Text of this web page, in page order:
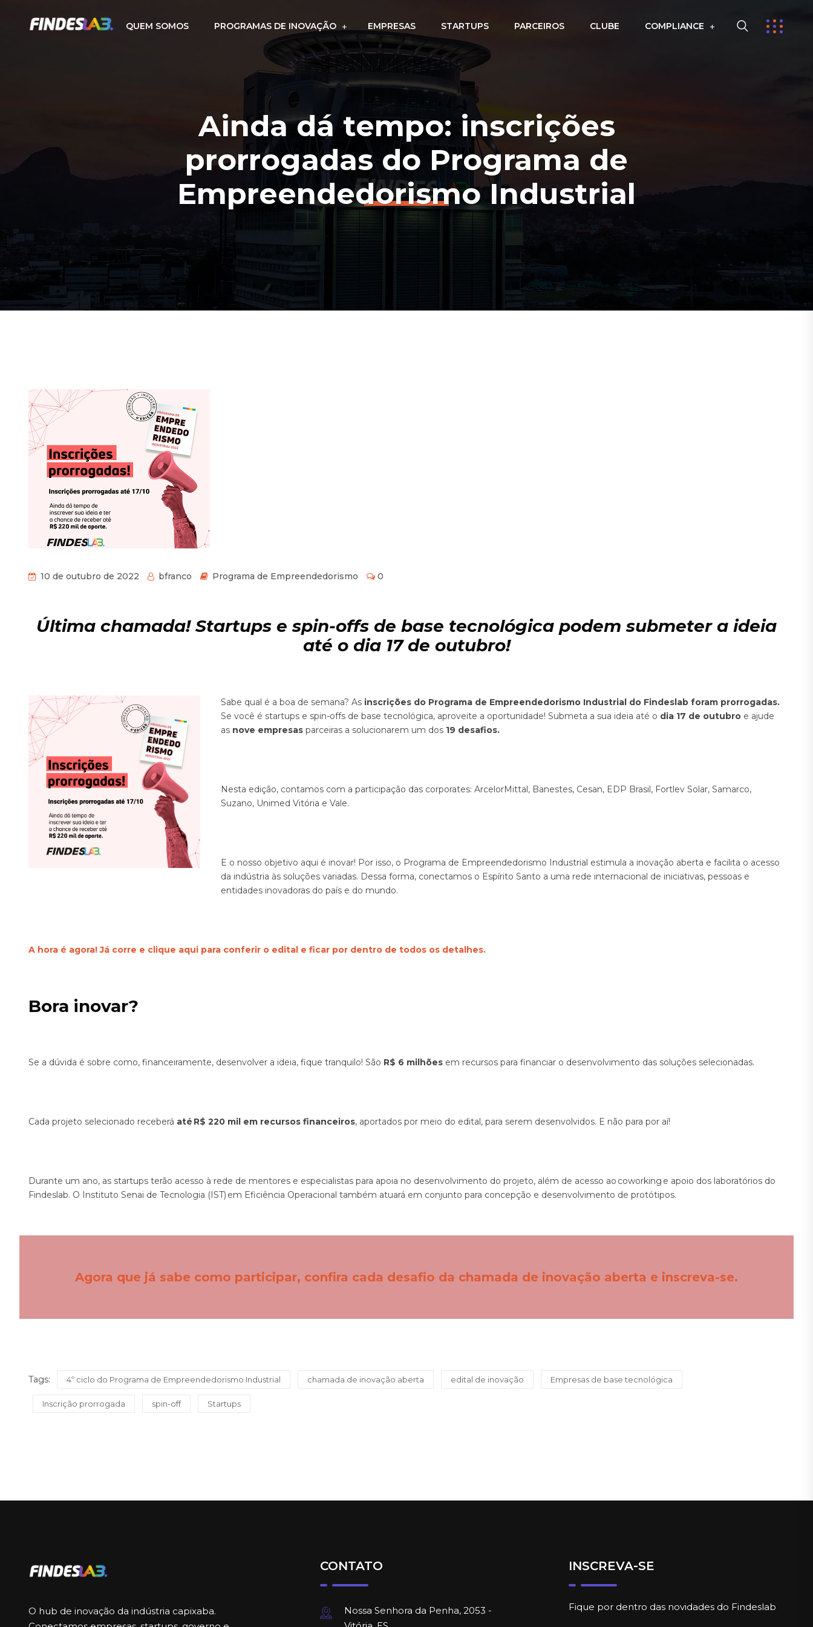
QUEM SOMOS PROGRAMAS DE INOVAÇÃO EMPRESAS STARTUPS PARCEIROS CLUBE COMPLIANCE
Ainda dá tempo: inscrições
prorrogadas do Programa de
Empreendedorismo Industrial
10 de outubro de 2022 bfranco Programa de Empreendedorismo 0
Última chamada! Startups e spin-offs de base tecnológica podem submeter a ideia
até o dia 17 de outubro!
Sabe qual é a boa de semana? As inscrições do Programa de Empreendedorismo Industrial do Findeslab foram prorrogadas.
Se você é startups e spin-offs de base tecnológica, aproveite a oportunidade! Submeta a sua ideia até o dia 17 de outubroe ajude
as nove empresasparceiras a solucionarem um dos19 desafios.
Nesta edição, contamos com a participação das corporates: ArcelorMittal, Banestes, Cesan, EDP Brasil, Fortlev Solar, Samarco,
Suzano, Unimed Vitória e Vale.
E o nosso objetivo aqui é inovar! Por isso, o Programa de Empreendedorismo Industrial estimula a inovação aberta e facilita o acesso
da indústria às soluções variadas. Dessa forma, conectamos o Espírito Santo a uma rede internacional de iniciativas, pessoas e
entidades inovadoras do país e do mundo.
A hora é agora! Já corre e clique aqui para conferir o edital e ficar por dentro de todos os detalhes.
Bora inovar?
Se a dúvida é sobre como, financeiramente, desenvolver a ideia, fique tranquilo! São R$ 6 milhões em recursos para financiar o desenvolvimento das soluções selecionadas.
Cada projeto selecionado receberá até R$ 220 mil em recursos financeiros, aportados por meio do edital, para serem desenvolvidos. E não para por aí!
Durante um ano, as startups terão acesso à rede de mentores e especialistas para apoia no desenvolvimento do projeto, além de acesso ao coworking e apoio dos laboratórios do
Findeslab. O Instituto Senai de Tecnologia (IST) em Eficiência Operacional também atuará em conjunto para concepção e desenvolvimento de protótipos.
Agora que já sabe como participar, confira cada desafio da chamada de inovação aberta e inscreva-se.
Tags: 4º ciclo do Programa de Empreendedorismo Industrial chamada de inovação aberta edital de inovação Empresas de base tecnológica
Inscrição prorrogada spin-off Startups
O hub de inovação da indústria capixaba.
CONTATO
Nossa Senhora da Penha, 2053 -
INSCREVA-SE
Fique por dentro das novidades do Findeslab